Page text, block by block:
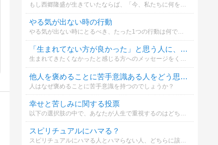
もし西郷隆盛が生きていたならば、「今、私たちに何を伝えたいこと」は何だと思いますか？投票してください。
やる気が出ない時の行動
やる気が出ない時にとるべき、たった1つの行動は何でしょうか？
「生まれてない方が良かった」と思う人に、あなたが言いたいことは？
生まれてきたくなかったと感じる方へのメッセージをください。
他人を褒めることに苦手意識ある人をどう思いますか？
人はなぜ褒めることに苦手意識を持つのでしょうか？
幸せと苦しみに関する投票
以下の選択肢の中で、あなたが人生で重視するのはどちらでしょうか？
スピリチュアルにハマる？
スピリチュアルにハマる人とハマらない人、どちらに該当しますか？